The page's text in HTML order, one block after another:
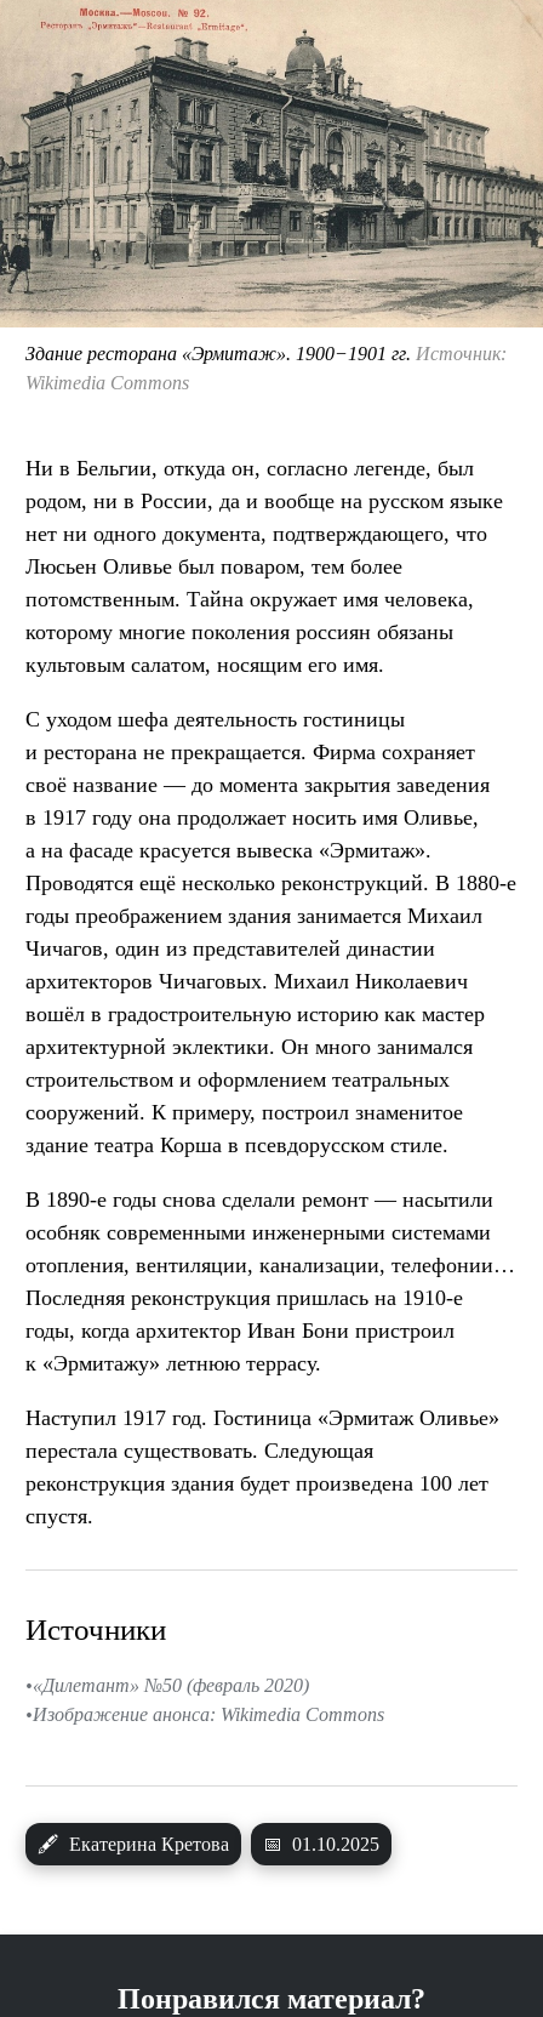
Здание ресторана «Эрмитаж». 1900−1901 гг. Источник:
Wikimedia Commons
Ни в Бельгии, откуда он, согласно легенде, был
родом, ни в России, да и вообще на русском языке
нет ни одного документа, подтверждающего, что
Люсьен Оливье был поваром, тем более
потомственным. Тайна окружает имя человека,
которому многие поколения россиян обязаны
культовым салатом, носящим его имя.
С уходом шефа деятельность гостиницы
и ресторана не прекращается. Фирма сохраняет
своё название — до момента закрытия заведения
в 1917 году она продолжает носить имя Оливье,
а на фасаде красуется вывеска «Эрмитаж».
Проводятся ещё несколько реконструкций. В 1880-е
годы преображением здания занимается Михаил
Чичагов, один из представителей династии
архитекторов Чичаговых. Михаил Николаевич
вошёл в градостроительную историю как мастер
архитектурной эклектики. Он много занимался
строительством и оформлением театральных
сооружений. К примеру, построил знаменитое
здание театра Корша в псевдорусском стиле.
В 1890-е годы снова сделали ремонт — насытили
особняк современными инженерными системами
отопления, вентиляции, канализации, телефонии…
Последняя реконструкция пришлась на 1910-е
годы, когда архитектор Иван Бони пристроил
к «Эрмитажу» летнюю террасу.
Наступил 1917 год. Гостиница «Эрмитаж Оливье»
перестала существовать. Следующая
реконструкция здания будет произведена 100 лет
спустя.
🖋 Екатерина Кретова 📅 01.10.2025
Источники
«Дилетант» №50 (февраль 2020)
Изображение анонса: Wikimedia Commons
Понравился материал?